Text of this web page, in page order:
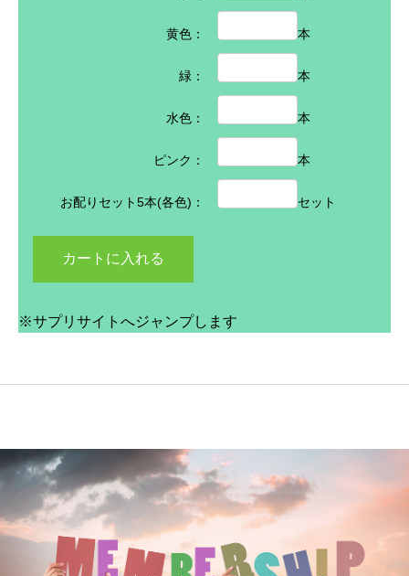
黄色： 本
緑： 本
水色： 本
ピンク： 本
お配りセット5本(各色)： セット
※サプリサイトへジャンプします